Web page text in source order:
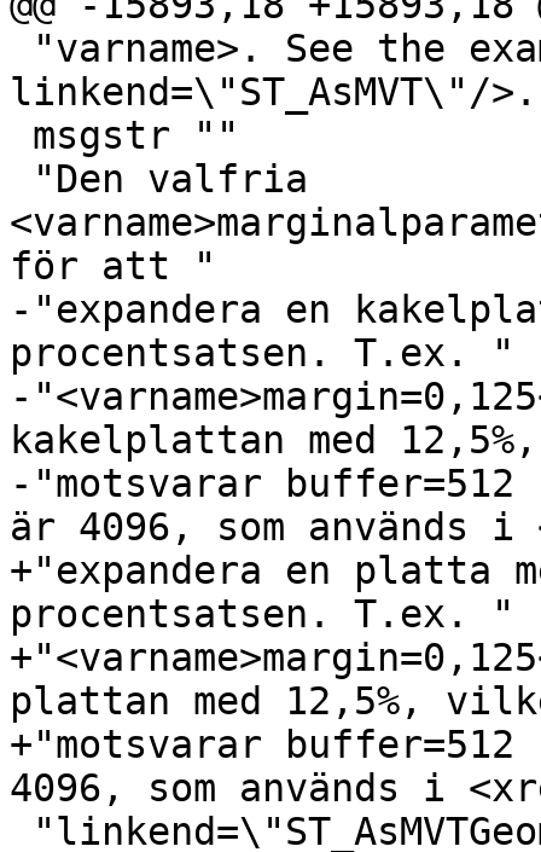
linkend=\"ST_AsMVT\"/
för att "
-"expandera en
procentsatsen. T.ex. "
-
kakelplattan med
-"motsvarar
är 4096, som används
+"expandera en platta
procentsatsen. T.ex. "
plattan med 12,5%,
+"motsvarar
4096, som används i